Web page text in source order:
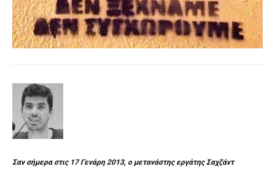
Σαν σήμερα στις 17 Γενάρη 2013, ο μετανάστης εργάτης Σαχζάντ